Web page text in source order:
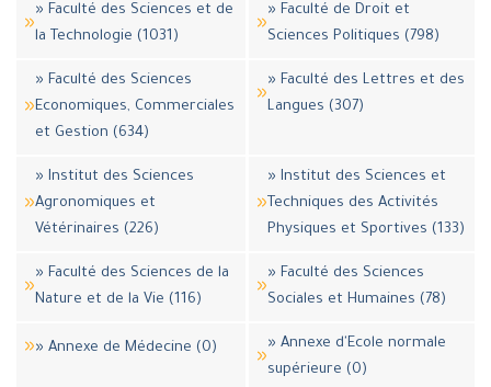
» Faculté des Sciences et de
la Technologie (1031)
» Faculté de Droit et
Sciences Politiques (798)
» Faculté des Sciences
Economiques, Commerciales
et Gestion (634)
» Faculté des Lettres et des
Langues (307)
» Institut des Sciences
Agronomiques et
Vétérinaires (226)
» Institut des Sciences et
Techniques des Activités
Physiques et Sportives (133)
» Faculté des Sciences de la
Nature et de la Vie (116)
» Faculté des Sciences
Sociales et Humaines (78)
» Annexe de Médecine (0)
» Annexe d'Ecole normale
supérieure (0)